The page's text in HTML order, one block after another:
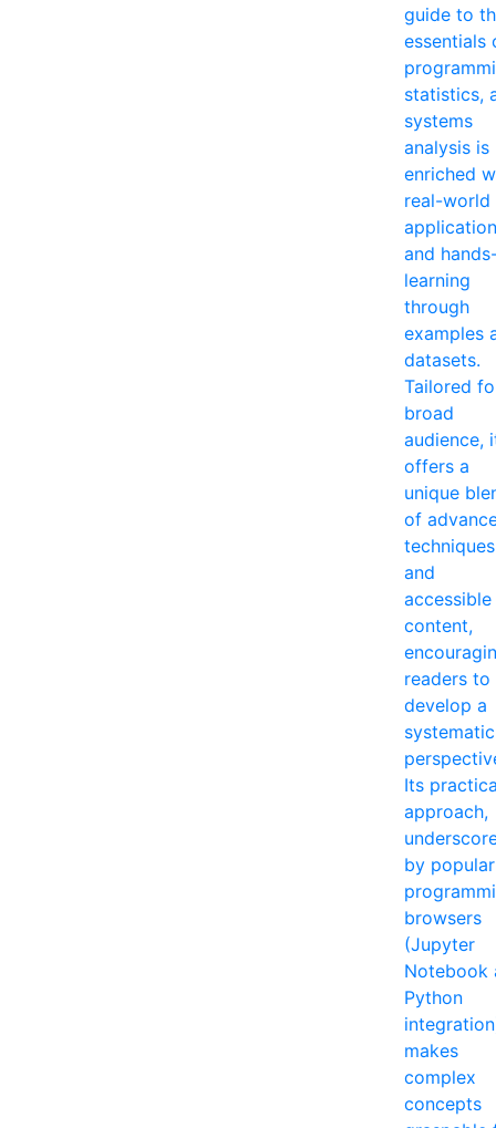
guide to
essentials
statistics,
systems
analysis is
enriched
real-world
and
learning
through
examples
datasets.
Tailored
broad
audience,
offers a
unique
of
techniques
and
accessible
content,
readers to
develop a
systematic
Its
approach,
by popular
browsers
(Jupyter
Notebook
Python
makes
complex
concepts